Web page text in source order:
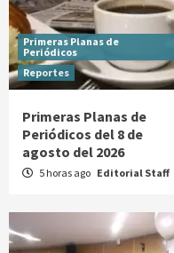
Primeras Planas de
Periódicos
Reportes
Primeras Planas de
Periódicos del 8 de
agosto del 2026
5 horas ago Editorial Staff